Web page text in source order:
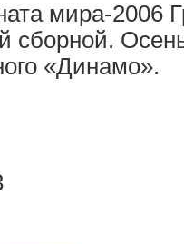
мира-2006
сборной.
«Динамо».